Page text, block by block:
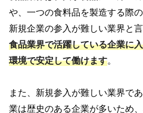
や、一つの食料品を製造する際
新規企業の参入が難しい業界と
食品業界で活躍している企業に
環境で安定して働けます。
また、新規参入が難しい業界で
業は歴史のある企業が多いため